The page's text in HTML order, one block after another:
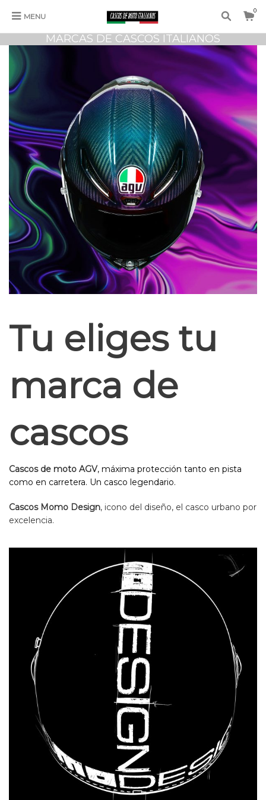
MENU
0
MARCAS DE CASCOS ITALIANOS
Tu eliges tu
marca de
cascos
Cascos de moto AGV, máxima protección tanto en pista
como en carretera. Un casco legendario.
Cascos Momo Design, icono del diseño, el casco urbano por
excelencia.